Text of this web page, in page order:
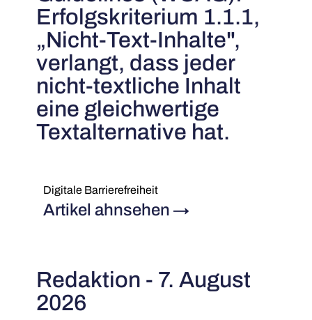
Erfolgskriterium 1.1.1,
„Nicht-Text-Inhalte",
verlangt, dass jeder
nicht-textliche Inhalt
eine gleichwertige
Textalternative hat.
Digitale Barrierefreiheit
Artikel ahnsehen →
Redaktion - 7. August
2026